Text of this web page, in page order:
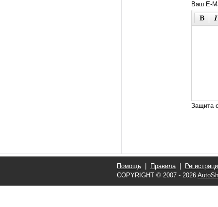
Ваш E-
Защита
Помощь Правила|
COPYRIGHT © 2007 - 2026